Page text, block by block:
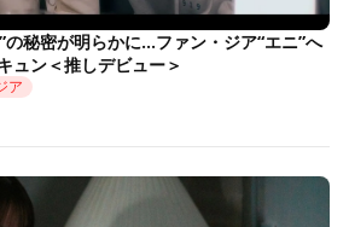
の秘密が明らかに…ファン・ジア“エニ”へ
ュン＜推しデビュー＞
ア